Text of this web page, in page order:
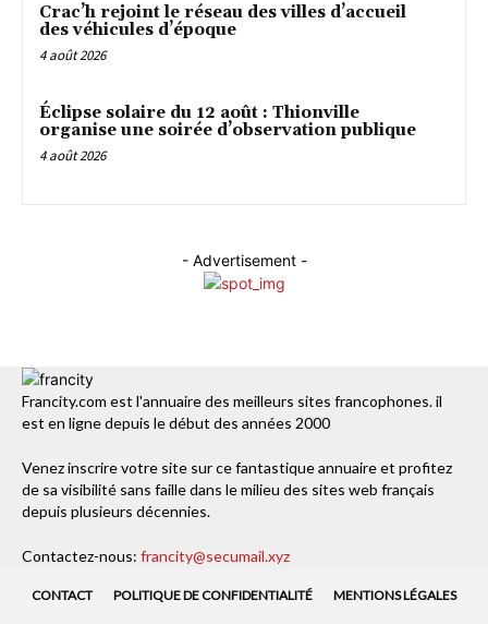
Crac’h rejoint le réseau des villes d’accueil
des véhicules d’époque
4 août 2026
Éclipse solaire du 12 août : Thionville
organise une soirée d’observation publique
4 août 2026
- Advertisement -
Francity.com est l'annuaire des meilleurs sites francophones. il
est en ligne depuis le début des années 2000
Venez inscrire votre site sur ce fantastique annuaire et profitez
de sa visibilité sans faille dans le milieu des sites web français
depuis plusieurs décennies.
Contactez-nous: francity@secumail.xyz
CONTACT POLITIQUE DE CONFIDENTIALITÉ MENTIONS LÉGALES